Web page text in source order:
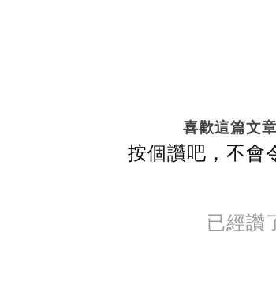
喜歡這篇文
按個讚吧，不會
已經讚